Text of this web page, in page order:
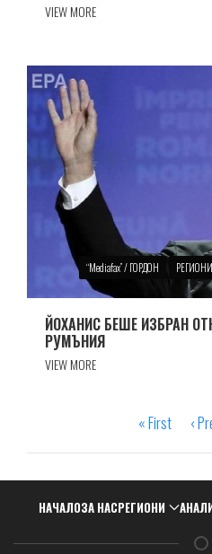
VIEW MORE
“Mediafax” / ГОРДОН РЕГИОНИ
ЙОХАНИС БЕШЕ ИЗБРАН
РУМЪНИЯ
VIEW MORE
First
« First ‹
Навигация
НАЧАЛОЗА НАСРЕГИОНИ